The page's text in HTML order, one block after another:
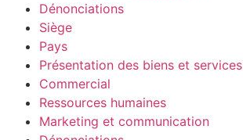
Dénonciations
Siège
Pays
Présentation des biens et services
Commercial
Ressources humaines
Marketing et communication